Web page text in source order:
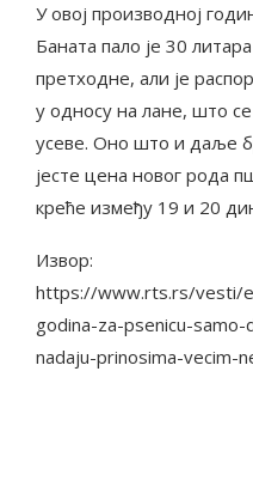
У овој производној
Баната пало је 30
претходне, али је
у односу на лане, што
усеве. Оно што и даље
јесте цена новог рода
креће између 19 и 20
Извор:
https://www.rts.rs/vesti/
godina-za-psenicu-
nadaju-prinosima-vecim-